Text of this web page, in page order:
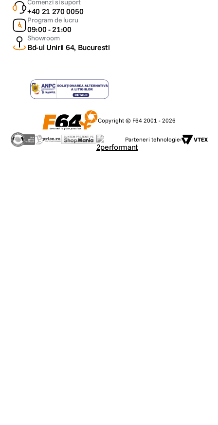
Comenzi si suport
+40 21 270 0050
Program de lucru
09:00 - 21:00
Showroom
Bd-ul Unirii 64, Bucuresti
Copyright © F64 2001 - 2026
Parteneri tehnologie: